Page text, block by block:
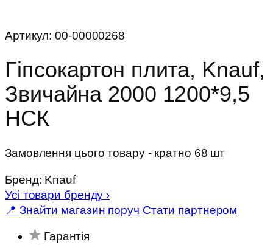
Артикул:00-00000268
Гіпсокартон плита, Knauf,
Звичайна 2000 1200*9,5
НСК
Замовлення цього товару - кратно 68 шт
Бренд: Knauf
Усі товари бренду ›
📍 Знайти магазин поруч Стати партнером
Гарантія